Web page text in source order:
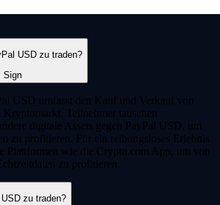
USD zu traden?
USD umfasst den Kauf und Verkauf von
Teilnehmer tauschen
digitale Assets gegen PayPal USD, um
zu profitieren. Für ein reibungsloses Erlebnis
Plattformen wie die Crypto.com App, um von
zu profitieren.
zu traden?